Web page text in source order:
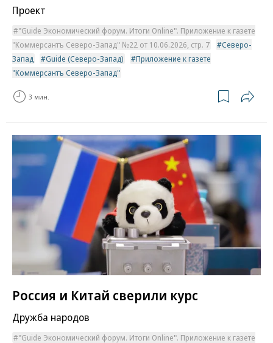
Проект
"Guide Экономический форум. Итоги Online". Приложение к газете
"Коммерсантъ Северо-Запад" №22 от 10.06.2026, стр. 7
Северо-
Запад
Guide (Северо-Запад)
Приложение к газете
"Коммерсантъ Северо-Запад"
3 мин.
Россия и Китай сверили курс
Дружба народов
"Guide Экономический форум. Итоги Online". Приложение к газете